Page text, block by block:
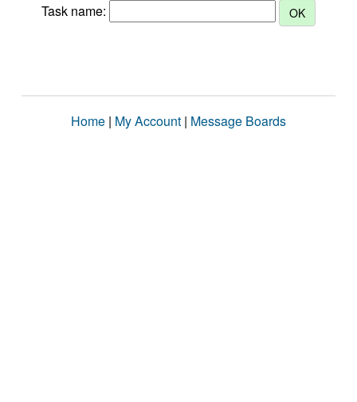
Task name:
Home | My Account | Message Boards